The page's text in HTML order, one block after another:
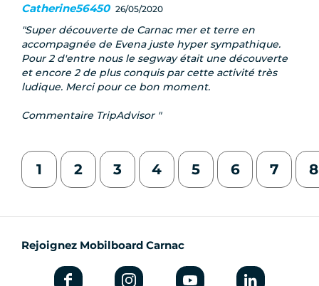
Catherine56450 26/05/2020
Super découverte de Carnac mer et terre en
accompagnée de Evena juste hyper sympathique.
Pour 2 d'entre nous le segway était une découverte
et encore 2 de plus conquis par cette activité très
ludique. Merci pour ce bon moment.
Commentaire TripAdvisor
1 2 3 4 5 6 7 8
Rejoignez Mobilboard Carnac